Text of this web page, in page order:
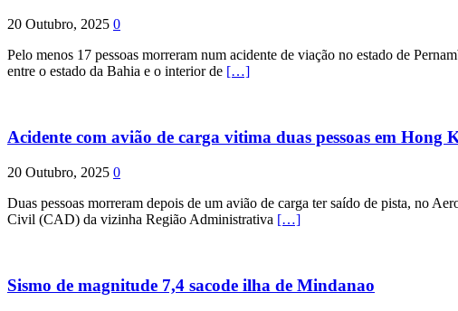
20 Outubro, 2025 0
Pelo menos 17 pessoas morreram num acidente de viação no estado de
entre o estado da Bahia e o interior de […]
Acidente com avião de carga vitima duas pessoas em Hong
20 Outubro, 2025 0
Duas pessoas morreram depois de um avião de carga ter saído de pista, no
Civil (CAD) da vizinha Região Administrativa […]
Sismo de magnitude 7,4 sacode ilha de Mindanao